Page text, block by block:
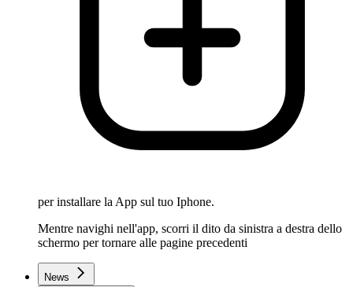
per installare la App sul tuo Iphone.
Mentre navighi nell'app, scorri il dito da sinistra a destra dello
schermo per tornare alle pagine precedenti
News